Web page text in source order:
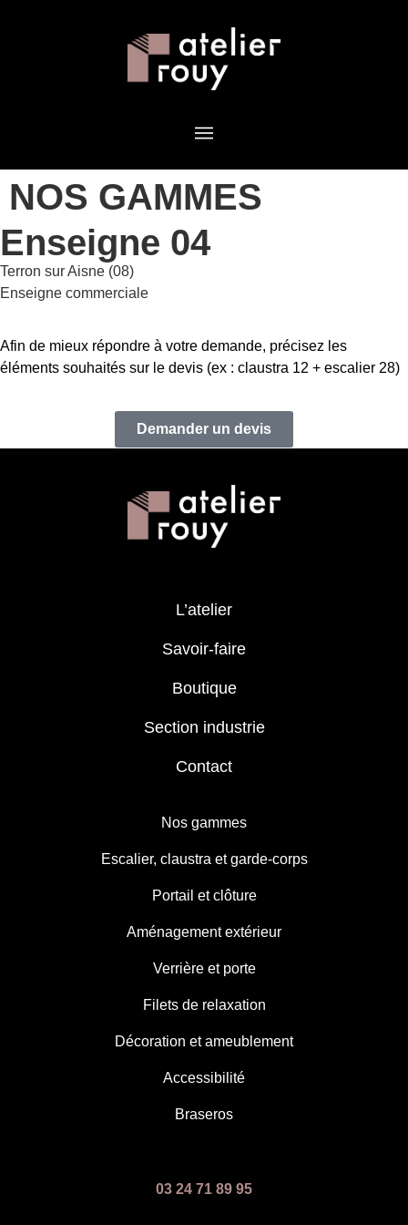
NOS GAMMES
Enseigne 04
Terron sur Aisne (08)
Enseigne commerciale
Afin de mieux répondre à votre demande, précisez les
éléments souhaités sur le devis (ex : claustra 12 + escalier 28)
Demander un devis
L’atelier
Savoir-faire
Boutique
Section industrie
Contact
Nos gammes
Escalier, claustra et garde-corps
Portail et clôture
Aménagement extérieur
Verrière et porte
Filets de relaxation
Décoration et ameublement
Accessibilité
Braseros
03 24 71 89 95